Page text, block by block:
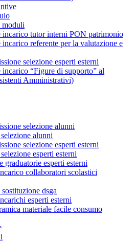
moduli
incarico tutor interni PON patrimonio
incarico referente per la valutazione e
selezione esperti esterni
incarico “Figure di supporto” al
Amministrativi)
selezione alunni
alunni
selezione esperti esterni
esperti esterni
graduatorie esperti esterni
collaboratori scolastici
dsga
esperti esterni
materiale facile consumo